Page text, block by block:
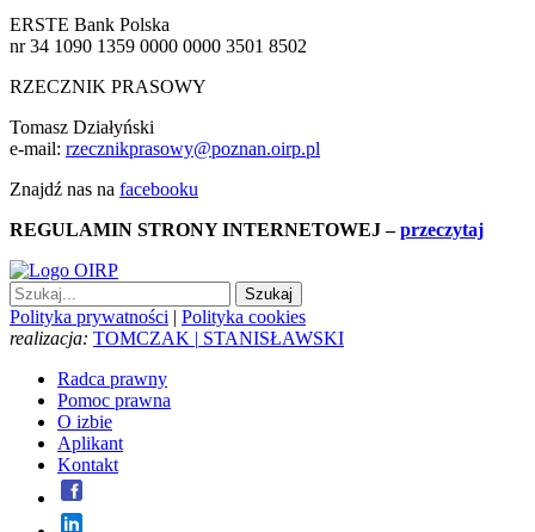
ERSTE Bank Polska
nr 34 1090 1359 0000 0000 3501 8502
RZECZNIK PRASOWY
Tomasz Działyński
e-mail: rzecznikprasowy@poznan.oirp.pl
Znajdź nas na facebooku
REGULAMIN STRONY INTERNETOWEJ – przeczytaj
Polityka prywatności | Polityka cookies
realizacja: TOMCZAK | STANISŁAWSKI
Radca prawny
Pomoc prawna
O izbie
Aplikant
Kontakt